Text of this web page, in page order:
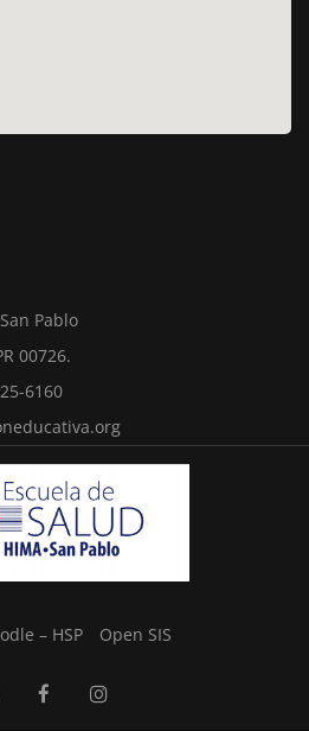
Pablo
00726.
6160
– HSP Open SIS